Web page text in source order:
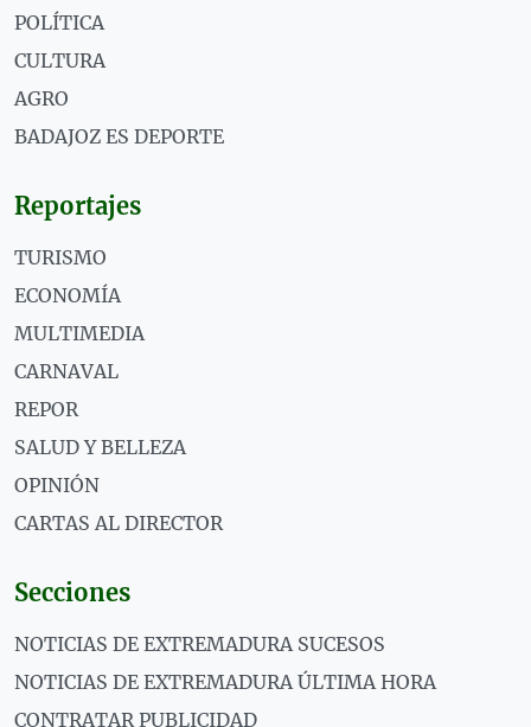
POLÍTICA
CULTURA
AGRO
BADAJOZ ES DEPORTE
Reportajes
TURISMO
ECONOMÍA
MULTIMEDIA
CARNAVAL
REPOR
SALUD Y BELLEZA
OPINIÓN
CARTAS AL DIRECTOR
Secciones
NOTICIAS DE EXTREMADURA SUCESOS
NOTICIAS DE EXTREMADURA ÚLTIMA HORA
CONTRATAR PUBLICIDAD